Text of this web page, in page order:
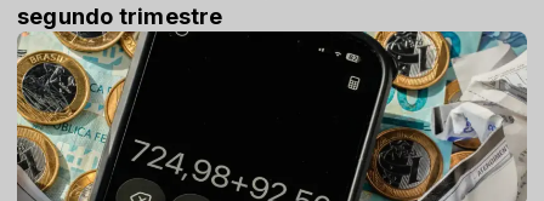
segundo trimestre